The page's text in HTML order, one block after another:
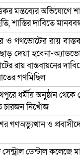
মন্তব্যের অভিযোগে
শাস্তির দাবিতে
ও গণভোটের রায়
দেয়া হবেনা-
রায় বাস্তবায়নের
গণমিছিল
ধর্মীয় অনুষ্ঠান
চারজন নিখোঁজ
গণঅভ্যুত্থান ও
ডেন্টাল কলেজে